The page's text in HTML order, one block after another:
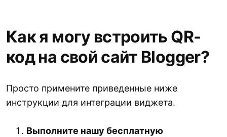
Как я могу встроить QR-
код на свой сайт Blogger?
Просто примените приведенные ниже
инструкции для интеграции виджета.
Выполните нашу бесплатную